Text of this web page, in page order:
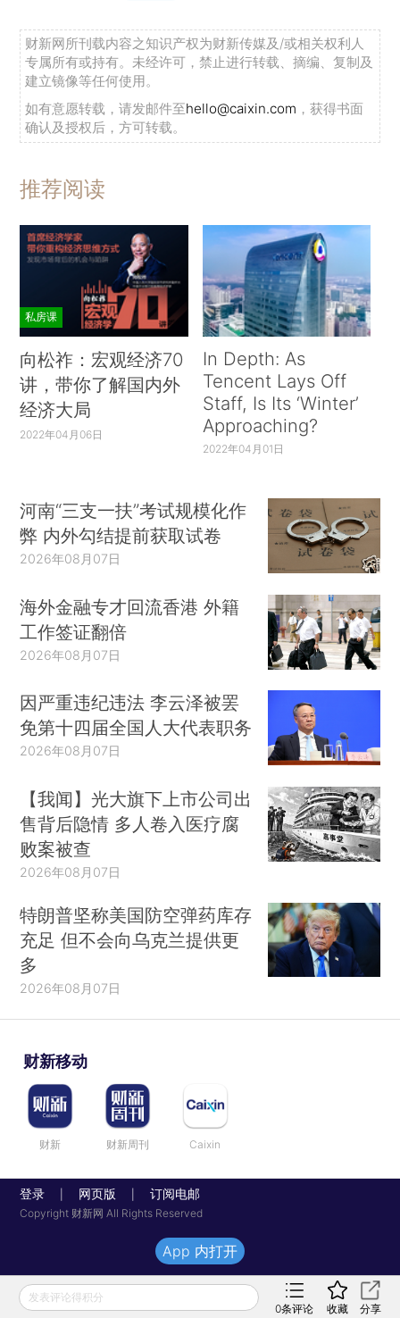
财新网所刊载内容之知识产权为财新传媒及/或相关权利人
专属所有或持有。未经许可，禁止进行转载、摘编、复制及
建立镜像等任何使用。
如有意愿转载，请发邮件至hello@caixin.com ，获得书面
确认及授权后，方可转载。
推荐阅读
私房课
向松祚：宏观经济70
讲，带你了解国内外
经济大局
2022年04月06日
In Depth: As
Tencent Lays Off
Staff, Is Its ‘Winter’
Approaching?
2022年04月01日
河南“三支一扶”考试规模化作
弊 内外勾结提前获取试卷
2026年08月07日
海外金融专才回流香港 外籍
工作签证翻倍
2026年08月07日
因严重违纪违法 李云泽被罢
免第十四届全国人大代表职务
2026年08月07日
【我闻】光大旗下上市公司出
售背后隐情 多人卷入医疗腐
败案被查
2026年08月07日
特朗普坚称美国防空弹药库存
充足 但不会向乌克兰提供更
多
2026年08月07日
财新移动
财新 财新周刊 Caixin
登录 网页版 订阅电邮
Copyright 财新网 All Rights Reserved
发表评论得积分
0条评论 收藏 分享
App 内打开